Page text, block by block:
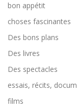
bon appétit
choses fascinantes
Des bons plans
Des livres
Des spectacles
essais, récits,
films